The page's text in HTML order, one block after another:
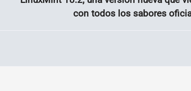
con todos los sabores